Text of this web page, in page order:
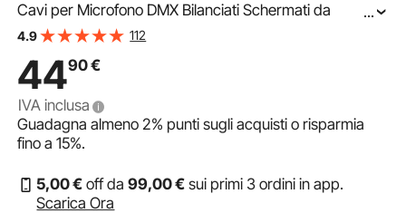
Cavi per Microfono DMX Bilanciati Schermati da
Maschio a Femmina, Cavi a 3 Pin Placcati in Oro, per
...
4.9 112
4490€
IVA inclusa
Guadagna almeno2% punti sugli acquisti o risparmia
fino a15%.
5,00€ off da99,00€ sui primi 3 ordini in app.
Scarica Ora